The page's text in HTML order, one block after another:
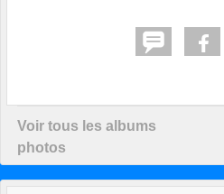
Voir tous les albums
photos